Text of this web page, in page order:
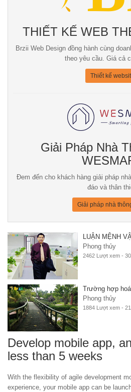
THIẾT KẾ WEB
Brzii Web Design đồng hành cùng
theo yêu cầu. Giá cả
Thiết kế
Giải Pháp Nhà
Đem đến cho khách hàng giải pháp
đáo và thân
Giải pháp nhà
LUẬN MỆNH
Phong thủy
2462 Lượt xem -
Trường hợp
Phong thủy
1884 Lượt xem -
Develop mobile app,
less than 5 weeks
With the flexibility of agile development
experience, your mobile app can be